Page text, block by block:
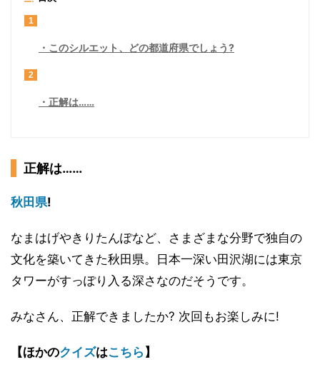
1
このシルエット、どの都道府県でしょう?
2
正解は……
正解は……
秋田県!
なまはげやきりたんぽなど、さまざまな分野で独自の
文化を築いてきた秋田県。日本一深い田沢湖には東京
タワーがすっぽり入る深さなのだそうです。
みなさん、正解できましたか? 次回もお楽しみに!
【ほかのクイズはこちら 】